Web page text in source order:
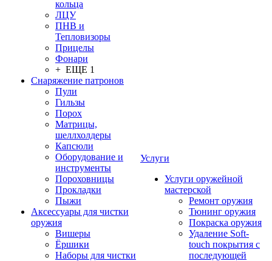
кольца
ЛЦУ
ПНВ и
Тепловизоры
Прицелы
Фонари
+ ЕЩЕ 1
Снаряжение патронов
Пули
Гильзы
Порох
Матрицы,
шеллхолдеры
Капсюли
Оборудование и
инструменты
Пороховницы
Прокладки
Пыжи
Аксессуары для чистки
оружия
Вишеры
Ёршики
Наборы для чистки
Услуги
Услуги оружейной
мастерской
Ремонт оружия
Тюнинг оружия
Покраска оружия
Удаление Soft-
touch покрытия с
последующей